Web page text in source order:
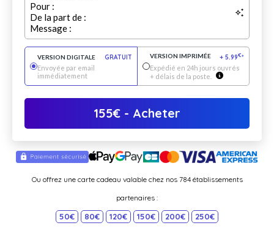
Pour :
De la part de :
Message :
VERSION DIGITALE
GRATUIT
Envoyée par email
immédiatement
VERSION IMPRIMÉE + 5.99€*
Expédié en 24h jours ouvrés
+ délais de la poste.
155€ - Acheter
Ou offrez une carte cadeau valable chez nos 784 établissements
partenaires :
50€ 80€ 120€ 150€ 200€ 250€